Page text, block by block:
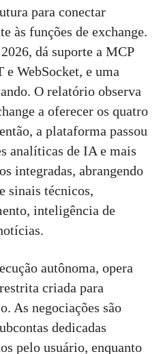
para conectar
às funções de exchange.
dá suporte a MCP
WebSocket, e uma
O relatório observa
a oferecer os quatro
a plataforma passou
analíticas de IA e mais
integradas, abrangendo
sinais técnicos,
inteligência de
autônoma, opera
criada para
As negociações são
dedicadas
pelo usuário, enquanto